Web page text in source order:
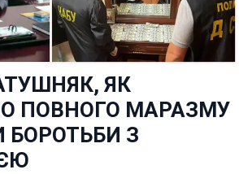
ЯК
ПОВНОГО МАРАЗМУ
БОРОТЬБИ З